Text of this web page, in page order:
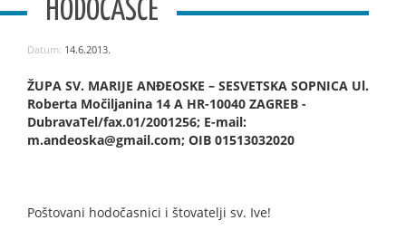
HODOČAŠĆE
Datum: 14.6.2013.
ŽUPA SV. MARIJE ANĐEOSKE – SESVETSKA SOPNICA Ul.
Roberta Močiljanina 14 A HR-10040 ZAGREB -
DubravaTel/fax.01/2001256; E-mail:
m.andeoska@gmail.com; OIB 01513032020
Poštovani hodočasnici i štovatelji sv. Ive!